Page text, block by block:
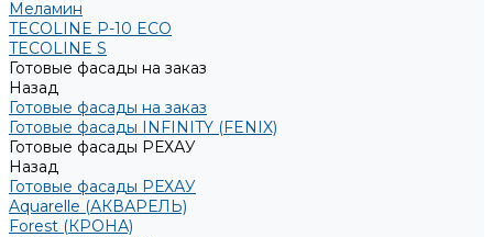
Меламин
TECOLINE P-10 ECO
TECOLINE S
Готовые фасады на заказ
Назад
Готовые фасады на заказ
Готовые фасады INFINITY (FENIX)
Готовые фасады РЕХАУ
Назад
Готовые фасады РЕХАУ
Aquarelle (АКВАРЕЛЬ)
Forest (КРОНА)